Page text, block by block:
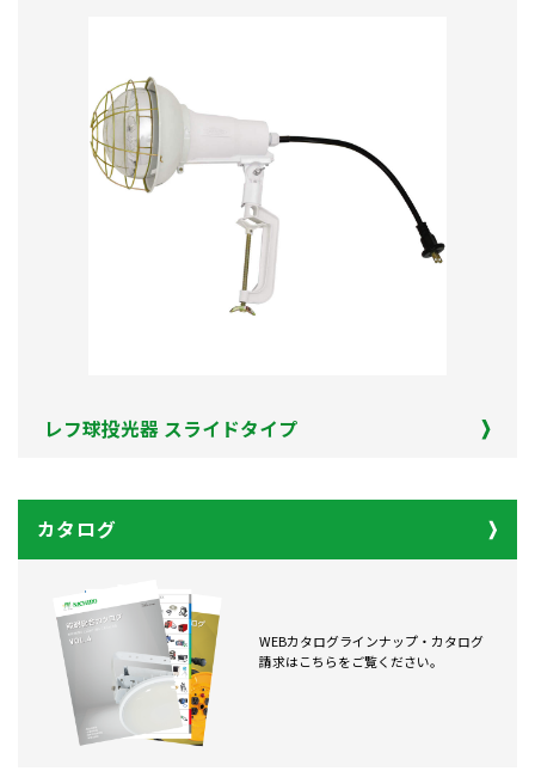
レフ球投光器 スライドタイプ
カタログ
WEBカタログラインナップ・カタログ
請求はこちらをご覧ください。